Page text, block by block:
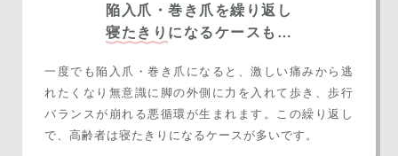
陥入爪・巻き爪を繰り返し
寝たきり になるケースも…
一度でも陥入爪・巻き爪になると、激しい痛みから逃
れたくなり無意識に脚の外側に力を入れて歩き、歩行
バランスが崩れる悪循環が生まれます。この繰り返し
で、高齢者は寝たきりになるケースが多いです。